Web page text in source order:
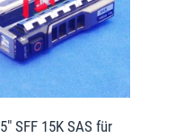
SFF 15K SAS für